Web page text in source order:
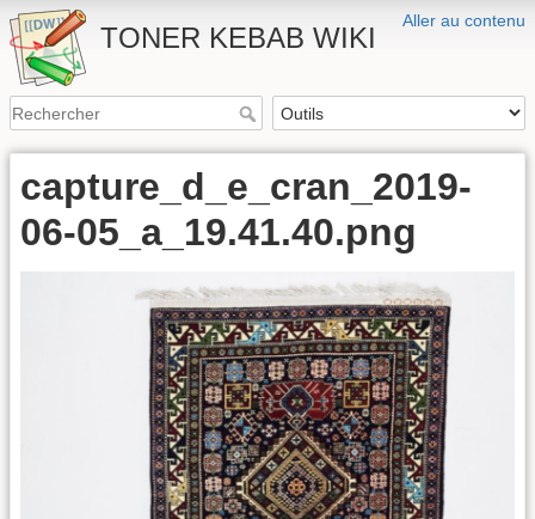
Aller au contenu
TONER KEBAB WIKI
capture_d_e_cran_2019-
06-05_a_19.41.40.png